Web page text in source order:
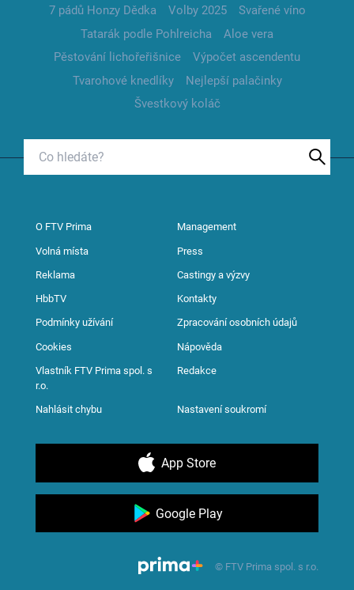
7 pádů Honzy Dědka
Volby 2025
Svařené víno
Tatarák podle Pohlreicha
Aloe vera
Pěstování lichořeřišnice
Výpočet ascendentu
Tvarohové knedlíky
Nejlepší palačinky
Švestkový koláč
O FTV Prima Management
Volná místa Press
Reklama Castingy a výzvy
HbbTV Kontakty
Podmínky užívání Zpracování osobních údajů
Cookies Nápověda
Vlastník FTV Prima spol. s
r.o.
Redakce
Nahlásit chybu Nastavení soukromí
App Store
Google Play
© FTV Prima spol. s r.o.